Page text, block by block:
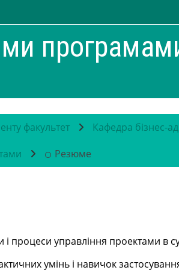
факультет
Кафедра бізнес-
Резюме
процеси управління проектами в
умінь і навичок